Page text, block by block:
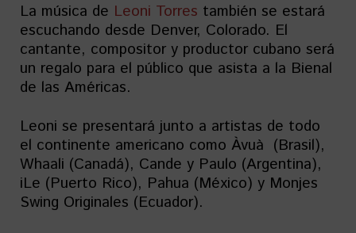
La música de Leoni Torres también se estará
escuchando desde Denver, Colorado. El
cantante, compositor y productor cubano será
un regalo para el público que asista a la Bienal
de las Américas.
Leoni se presentará junto a artistas de todo
el continente americano como Àvuà (Brasil),
Whaali (Canadá), Cande y Paulo (Argentina),
iLe (Puerto Rico), Pahua (México) y Monjes
Swing Originales (Ecuador).